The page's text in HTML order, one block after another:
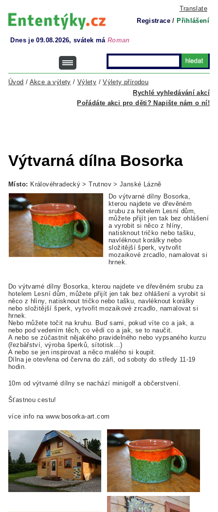
Translate
Registrace / Přihlášení
Dnes je 09.08.2026, svátek má Roman
Rychlé vyhledávání akcí
Úvod / Akce a výlety / Výlety /Výlety přírodou
Pořádáte akci pro děti? Napište nám o ní!
Výtvarná dílna Bosorka
Místo: Královéhradecký > Trutnov > Janské Lázně
Do výtvarné dílny Bosorka,
kterou najdete ve dřevěném
srubu za hotelem Lesní dům,
můžete přijít jen tak bez ohlášení
a vyrobit si něco z hlíny,
natisknout tričko nebo tašku,
navléknout korálky nebo
složitější šperk, vytvořit
mozaikové zrcadlo, namalovat si
hrnek.
Do výtvarné dílny Bosorka, kterou najdete ve dřevěném srubu za
hotelem Lesní dům, můžete přijít jen tak bez ohlášení a vyrobit si
něco z hlíny, natisknout tričko nebo tašku, navléknout korálky
nebo složitější šperk, vytvořit mozaikové zrcadlo, namalovat si
hrnek.
Nebo můžete točit na kruhu. Buď sami, pokud víte co a jak, a
nebo pod vedením těch, co vědí co a jak, se to naučit.
A nebo se zúčastnit nějakého pravidelného nebo vypsaného kurzu
(řezbářství, výroba šperků, sítotisk…)
A nebo se jen inspirovat a něco malého si koupit.
Dílna je otevřena od června do září, od soboty do středy 11-19
hodin.
10m od výtvarné dílny se nachází minigolf a občerstvení.
Šťastnou cestu!
více info na www.bosorka-art.com